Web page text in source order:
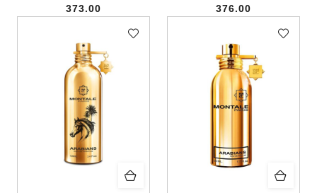
Cena:
373.00
Cena:
376.00